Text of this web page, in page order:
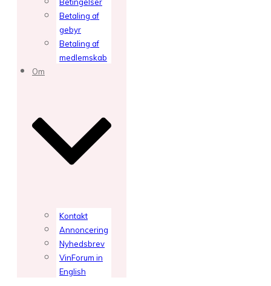
Betaling af
gebyr
Betaling af
medlemskab
Om
Kontakt
Annoncering
Nyhedsbrev
VinForum in
English